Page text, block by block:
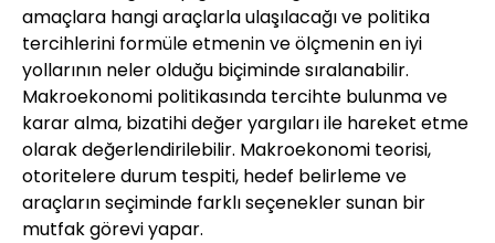
amaçlara hangi araçlarla ulaşılacağı ve politika
tercihlerini formüle etmenin ve ölçmenin en iyi
yollarının neler olduğu biçiminde sıralanabilir.
Makroekonomi politikasında tercihte bulunma ve
karar alma, bizatihi değer yargıları ile hareket etme
olarak değerlendirilebilir. Makroekonomi teorisi,
otoritelere durum tespiti, hedef belirleme ve
araçların seçiminde farklı seçenekler sunan bir
mutfak görevi yapar.